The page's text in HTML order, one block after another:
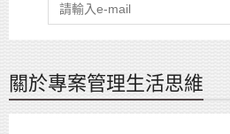
關於專案管理生活思維